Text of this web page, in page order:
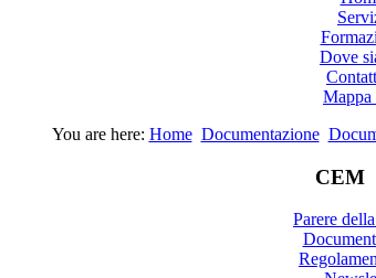
Dove
Mappa
You are here: Home Documentazione
CEM
Parere